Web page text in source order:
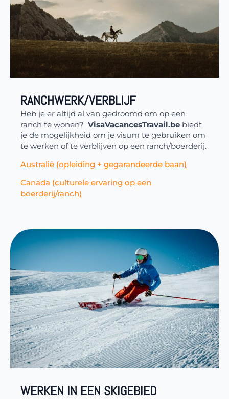
RANCHWERK/VERBLIJF
Heb je er altijd al van gedroomd om op een
ranch te wonen? VisaVacancesTravail.be biedt
je de mogelijkheid om je visum te gebruiken om
te werken of te verblijven op een ranch/boerderij.
Australië (opleiding + gegarandeerde baan)
Canada (culturele ervaring op een
boerderij/ranch)
WERKEN IN EEN SKIGEBIED